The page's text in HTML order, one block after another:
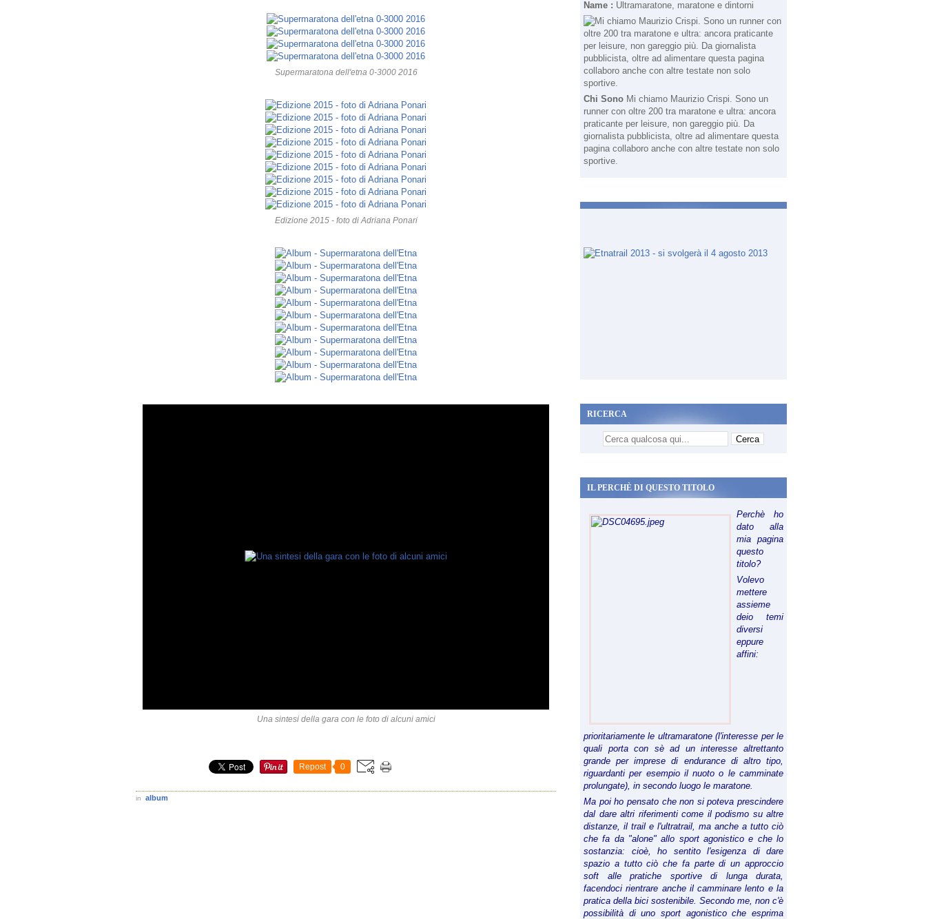
Supermaratona dell'etna 0-3000 2016
Edizione 2015 - foto di Adriana Ponari
Una sintesi della gara con le foto di alcuni amici
Repost 0
in album
Name : Ultramaratone, maratone e dintorni
Chi Sono Mi chiamo Maurizio Crispi. Sono un
runner con oltre 200 tra maratone e ultra: ancora
praticante per leisure, non gareggio più. Da
giornalista pubblicista, oltre ad alimentare questa
pagina collaboro anche con altre testate non solo
sportive.
RICERCA
IL PERCHÈ DI QUESTO TITOLO
Perchè ho
dato alla
mia pagina
questo
titolo?
Volevo
mettere
assieme
deio temi
diversi
eppure
affini:
prioritariamente le ultramaratone (l'interesse per le
quali porta con sè ad un interesse altrettanto
grande per imprese di endurance di altro tipo,
riguardanti per esempio il nuoto o le camminate
prolungate), in secondo luogo le maratone.
Ma poi ho pensato che non si poteva prescindere
dal dare altri riferimenti come il podismo su altre
distanze, il trail e l'ultratrail, ma anche a tutto ciò
che fa da "alone" allo sport agonistico e che lo
sostanzia: cioè, ho sentito l'esigenza di dare
spazio a tutto ciò che fa parte di un approccio
soft alle pratiche sportive di lunga durata,
facendoci rientrare anche il camminare lento e la
pratica della bici sostenibile. Secondo me, non c'è
possibilità di uno sport agonistico che esprima